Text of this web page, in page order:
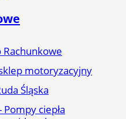
motoryzacyjny
Śląska
ciepła